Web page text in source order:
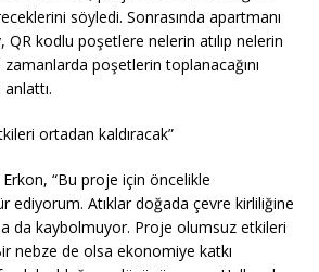
söyledi. Sonrasında apartmanı
QR kodlu poşetlere nelerin atılıp nelerin
zamanlarda poşetlerin toplanacağını
ortadan kaldıracak”
“Bu proje için öncelikle
ediyorum. Atıklar doğada çevre kirliliğine
da kaybolmuyor. Proje olumsuz etkileri
nebze de olsa ekonomiye katkı